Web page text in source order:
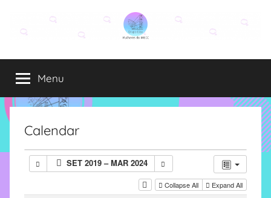
conteúdo
Grupo
Elza
Elza
é
formado
alunas,
funcionárias
Menu
Calendar
SET 2019 – MAR 2024
Collapse All Expand All